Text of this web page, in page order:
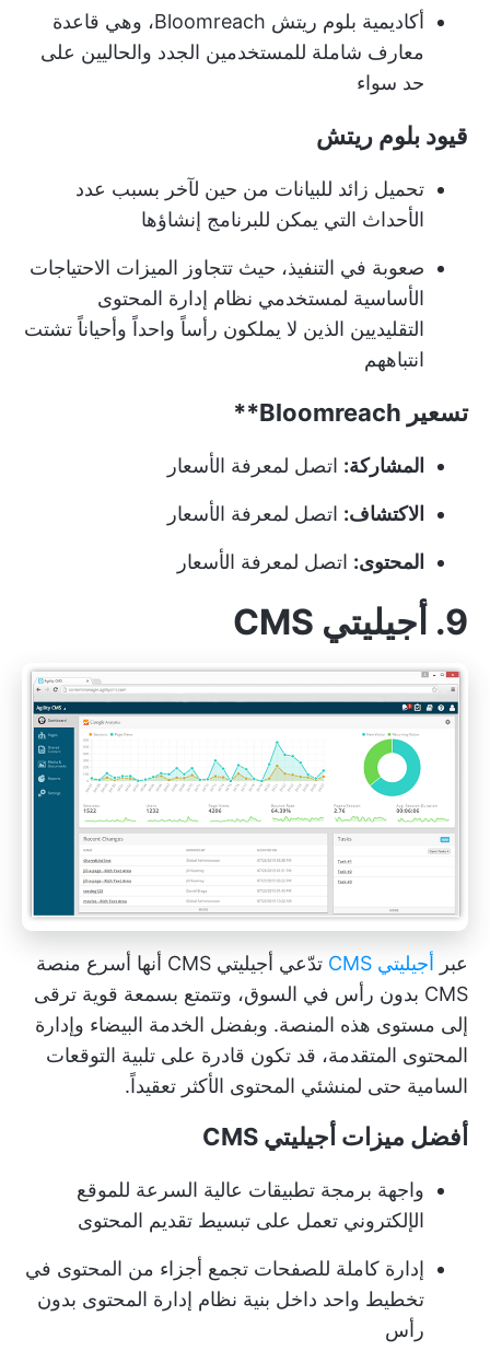
أكاديمية بلوم ريتش Bloomreach، وهي قاعدة
معارف شاملة للمستخدمين الجدد والحاليين على
حد سواء
قيود بلوم ريتش
تحميل زائد للبيانات من حين لآخر بسبب عدد
الأحداث التي يمكن للبرنامج إنشاؤها
صعوبة في التنفيذ، حيث تتجاوز الميزات الاحتياجات
الأساسية لمستخدمي نظام إدارة المحتوى
التقليديين الذين لا يملكون رأساً واحداً وأحياناً تشتت
انتباههم
تسعير Bloomreach**
المشاركة: اتصل لمعرفة الأسعار
الاكتشاف: اتصل لمعرفة الأسعار
المحتوى: اتصل لمعرفة الأسعار
9. أجيليتي CMS
عبر أجيليتي CMS
تدّعي أجيليتي CMS أنها أسرع منصة
CMS بدون رأس في السوق، وتتمتع بسمعة قوية ترقى
إلى مستوى هذه المنصة. وبفضل الخدمة البيضاء وإدارة
المحتوى المتقدمة، قد تكون قادرة على تلبية التوقعات
السامية حتى لمنشئي المحتوى الأكثر تعقيداً.
أفضل ميزات أجيليتي CMS
واجهة برمجة تطبيقات عالية السرعة للموقع
الإلكتروني تعمل على تبسيط تقديم المحتوى
إدارة كاملة للصفحات تجمع أجزاء من المحتوى في
تخطيط واحد داخل بنية نظام إدارة المحتوى بدون
رأس